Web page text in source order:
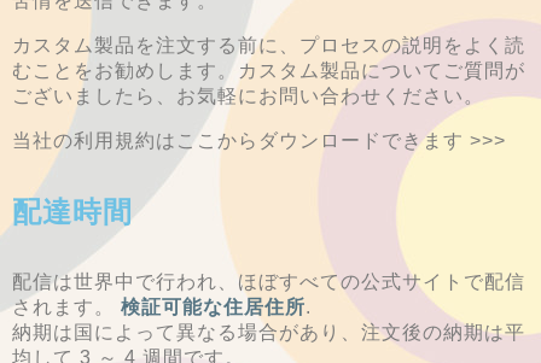
カスタム製品を注文する前に、プロセスの説明をよく読
むことをお勧めします。カスタム製品についてご質問が
ございましたら、お気軽にお問い合わせください。
当社の利用規約はここからダウンロードできます >>>
配達時間
配信は世界中で行われ、ほぼすべての公式サイトで配信
されます。 検証可能な住居住所.
納期は国によって異なる場合があり、注文後の納期は平
均して 3 ～ 4 週間です。